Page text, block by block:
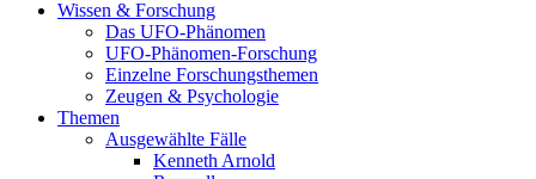
Wissen & Forschung
Das UFO-Phänomen
UFO-Phänomen-Forschung
Einzelne Forschungsthemen
Zeugen & Psychologie
Themen
Ausgewählte Fälle
Kenneth Arnold